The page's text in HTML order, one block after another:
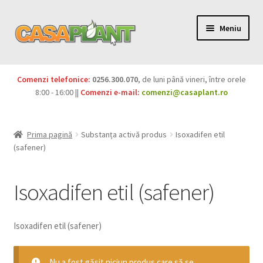
Meniu
Pesticide
Produse BIO
Igienă publică
Casa și grădina
Extinde
Comenzi telefonice: 0256.300.070, de luni până vineri, între orele
8:00 - 16:00 || Comenzi e-mail: comenzi@casaplant.ro
Prima pagină Substanța activă produs
Isoxadifen etil
(safener)
Isoxadifen etil (safener)
Isoxadifen etil (safener)